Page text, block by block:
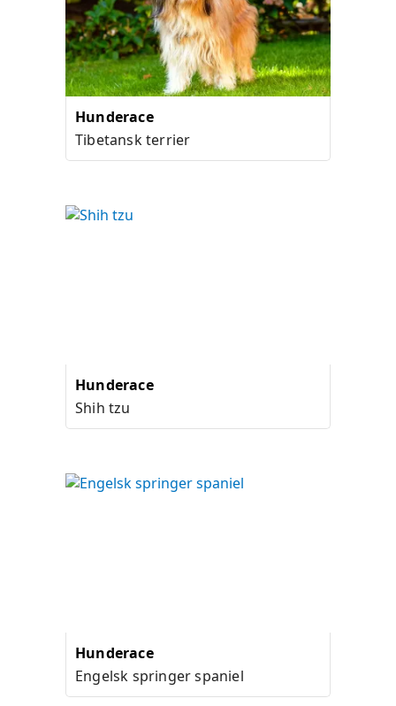
Hunderace
Tibetansk terrier
Hunderace
Shih tzu
Hunderace
Engelsk springer spaniel